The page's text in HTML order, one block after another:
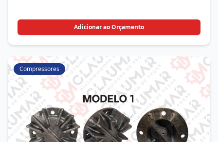
Adicionar ao Orçamento
Compressores